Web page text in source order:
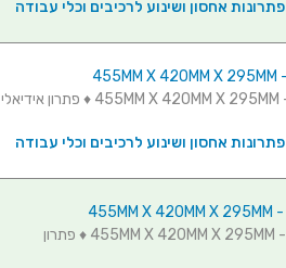
פתרונות אחסון ושינוע לרכיבים וכלי עבודה
סט 3 תאי אחסון מודולריים ירוקים - 455MM X 420MM X 295MM ♦ פתרון אידיאלי
פתרונות אחסון ושינוע לרכיבים וכלי עבודה
סט 3 תאי אחסון מודולריים כחולים - 455MM X 420MM X 295MM ♦ פתרון